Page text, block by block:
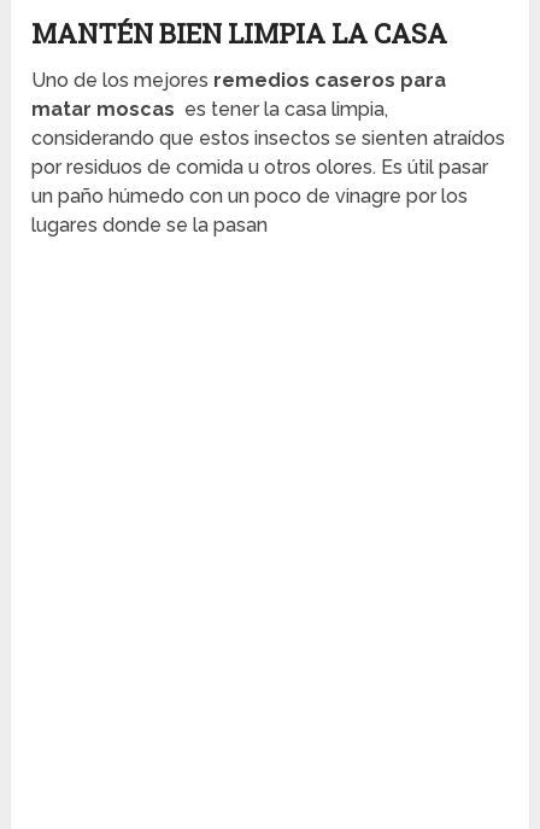
MANTÉN BIEN LIMPIA LA CASA
Uno de los mejores remedios caseros para
matar moscas es tener la casa limpia,
considerando que estos insectos se sienten atraídos
por residuos de comida u otros olores. Es útil pasar
un paño húmedo con un poco de vinagre por los
lugares donde se la pasan